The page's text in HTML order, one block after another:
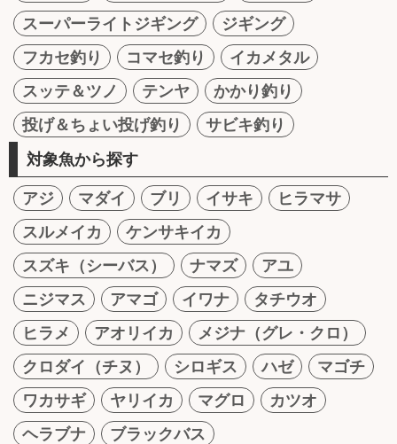
スーパーライトジギング
ジギング
フカセ釣り
コマセ釣り
イカメタル
スッテ＆ツノ
テンヤ
かかり釣り
投げ＆ちょい投げ釣り
サビキ釣り
対象魚から探す
アジ マダイ ブリ イサキ
ヒラマサ
スルメイカ
ケンサキイカ
スズキ（シーバス）
ナマズ
アユ
ニジマス
アマゴ イワナ
タチウオ
ヒラメ
アオリイカ
メジナ（グレ・クロ）
クロダイ（チヌ）
シロギス ハゼ
マゴチ
ワカサギ
ヤリイカ マグロ
カツオ
ヘラブナ
ブラックバス